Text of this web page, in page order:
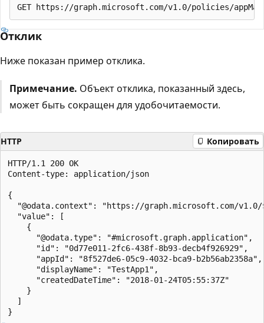
Отклик
Ниже показан пример отклика.
Примечание. Объект отклика, показанный здесь,
может быть сокращен для удобочитаемости.
HTTP Копировать
HTTP/1.1 200 OK
Content-type: application/json
{
"@odata.context": "https://graph.microsoft.com/
  "value": [
    {
      "@odata.type": "#microsoft.graph.application",
      "id": "0d77e011-2fc6-438f-8b93-decb4f926929",
      "appId": "8f527de6-05c9-4032-bca9-b2b56ab2358a",
      "displayName": "TestApp1",
      "createdDateTime": "2018-01-24T05:55:37Z"
    }
  ]